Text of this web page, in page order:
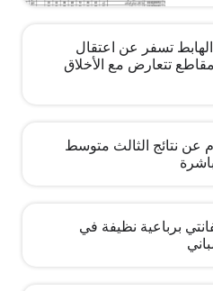
تسفر عن اعتقال
تتعارض مع الأخلاق
عن نتائج الثالث متوسط
برباعية نظيفة في